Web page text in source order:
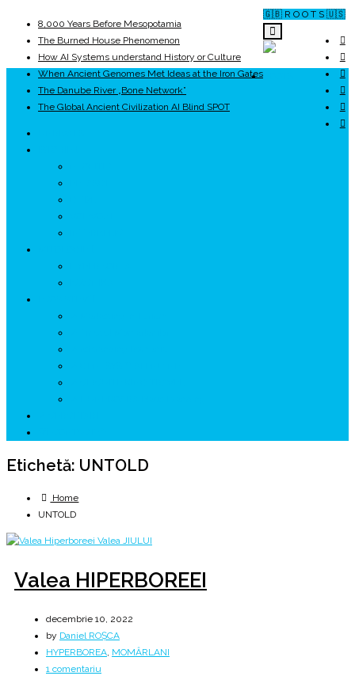
🇬🇧 R O O T S 🇺🇸
8,000 Years Before Mesopotamia
The Burned House Phenomenon
How AI Systems understand History or Culture
When Ancient Genomes Met Ideas at the Iron Gates
The Danube River „Bone Network”
The Global Ancient Civilization AI Blind SPOT
Etichetă: UNTOLD
Home
UNTOLD
Valea HIPERBOREEI
decembrie 10, 2022
by Daniel ROȘCA
HYPERBOREA, MOMÂRLANI
1 comentariu